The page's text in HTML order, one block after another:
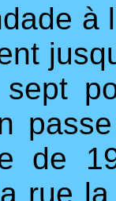
à
de
rue